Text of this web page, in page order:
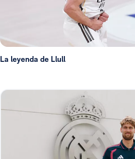
La leyenda de Llull